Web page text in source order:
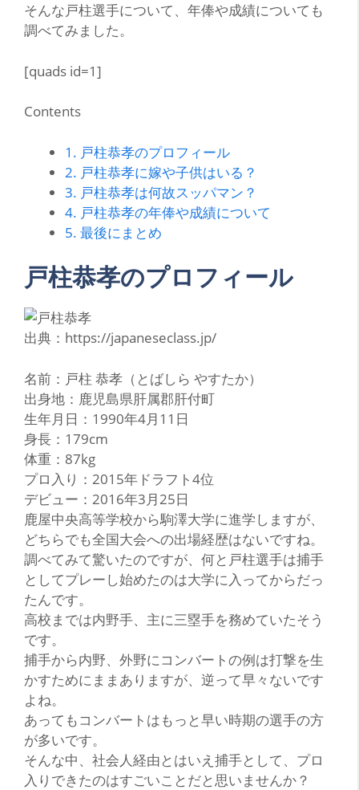
そんな戸柱選手について、年俸や成績についても
調べてみました。
[quads id=1]
Contents
1. 戸柱恭孝のプロフィール
2. 戸柱恭孝に嫁や子供はいる？
3. 戸柱恭孝は何故スッパマン？
4. 戸柱恭孝の年俸や成績について
5. 最後にまとめ
戸柱恭孝のプロフィール
出典：https://japaneseclass.jp/
名前：戸柱 恭孝（とばしら やすたか）
出身地：鹿児島県肝属郡肝付町
生年月日：1990年4月11日
身長：179cm
体重：87kg
プロ入り：2015年ドラフト4位
デビュー：2016年3月25日
鹿屋中央高等学校から駒澤大学に進学しますが、
どちらでも全国大会への出場経歴はないですね。
調べてみて驚いたのですが、何と戸柱選手は捕手
としてプレーし始めたのは大学に入ってからだっ
たんです。
高校までは内野手、主に三塁手を務めていたそう
です。
捕手から内野、外野にコンバートの例は打撃を生
かすためにままありますが、 逆って早々ないです
よね。
あってもコンバートはもっと早い時期の選手の方
が多いです。
そんな中、社会人経由とはいえ捕手として、プロ
入りできたのはすごいこと だと思いませんか？